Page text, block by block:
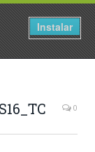
Instalar
0